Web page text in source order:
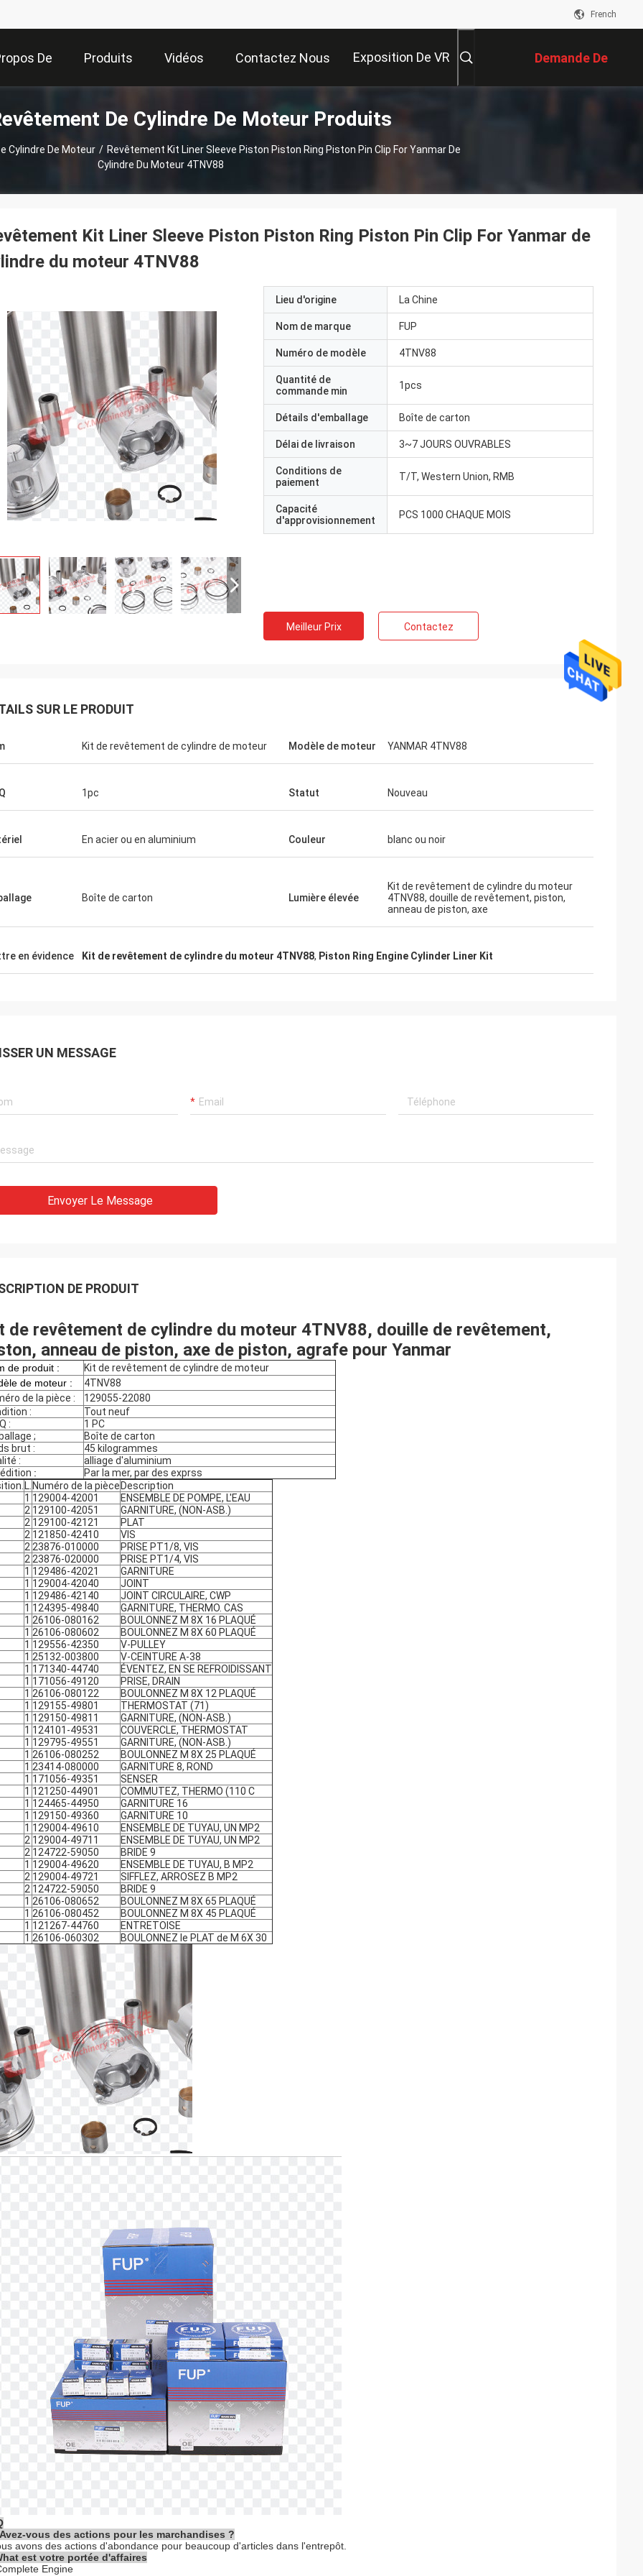
French
De
Nous
Produits Vidéos Contactez Nous Exposition De VR Demande De
Soumission
De Cylindre De Moteur Produits
Cylindre De Moteur / Revêtement Kit Liner Sleeve Piston Piston Ring Piston Pin Clip For Yanmar De
Cylindre Du Moteur 4TNV88
Kit Liner Sleeve Piston Piston Ring Piston Pin Clip For Yanmar de
du moteur 4TNV88
Lieu d'origine La Chine
Nom de marque FUP
Numéro de modèle 4TNV88
Quantité de
commande min
1pcs
Détails d'emballage Boîte de carton
Délai de livraison 3~7 JOURS OUVRABLES
Conditions de
paiement
T/T, Western Union, RMB
Capacité
d'approvisionnement
PCS 1000 CHAQUE MOIS
Meilleur Prix Contactez
SUR LE PRODUIT
Kit de revêtement de cylindre de moteur Modèle de moteur YANMAR 4TNV88
1pc Statut Nouveau
En acier ou en aluminium Couleur blanc ou noir
Boîte de carton Lumière élevée
Kit de revêtement de cylindre du moteur
4TNV88, douille de revêtement, piston,
anneau de piston, axe
en évidence Kit de revêtement de cylindre du moteur 4TNV88, Piston Ring Engine Cylinder Liner Kit
UN MESSAGE
Envoyer Le Message
DE PRODUIT
de revêtement de cylindre du moteur 4TNV88, douille de revêtement,
anneau de piston, axe de piston, agrafe pour Yanmar
de produit :
Kit de revêtement de cylindre de moteur
de moteur :
4TNV88
de la pièce :
129055-22080
:
Tout neuf
:
1 PC
;
Boîte de carton
brut :
45 kilogrammes
:
alliage d'aluminium
:
Par la mer, par des exprss
L. Numéro de la pièce Description
1 129004-42001
ENSEMBLE DE POMPE, L'EAU
2 129100-42051
GARNITURE, (NON-ASB.)
2 129100-42121
PLAT
2 121850-42410
VIS
2 23876-010000
PRISE PT1/8, VIS
2 23876-020000
PRISE PT1/4, VIS
1 129486-42021
GARNITURE
1 129004-42040
JOINT
1 129486-42140
JOINT CIRCULAIRE, CWP
1 124395-49840
GARNITURE, THERMO. CAS
1 26106-080162
BOULONNEZ M 8X 16 PLAQUÉ
1 26106-080602
BOULONNEZ M 8X 60 PLAQUÉ
1 129556-42350
V-PULLEY
1 25132-003800
V-CEINTURE A-38
1 171340-44740
ÉVENTEZ, EN SE REFROIDISSANT
1 171056-49120
PRISE, DRAIN
1 26106-080122
BOULONNEZ M 8X 12 PLAQUÉ
1 129155-49801
THERMOSTAT (71)
1 129150-49811
GARNITURE, (NON-ASB.)
1 124101-49531
COUVERCLE, THERMOSTAT
1 129795-49551
GARNITURE, (NON-ASB.)
1 26106-080252
BOULONNEZ M 8X 25 PLAQUÉ
1 23414-080000
GARNITURE 8, ROND
1 171056-49351
SENSER
1 121250-44901
COMMUTEZ, THERMO (110 C
1 124465-44950
GARNITURE 16
1 129150-49360
GARNITURE 10
1 129004-49610
ENSEMBLE DE TUYAU, UN MP2
2 129004-49711
ENSEMBLE DE TUYAU, UN MP2
2 124722-59050
BRIDE 9
1 129004-49620
ENSEMBLE DE TUYAU, B MP2
2 129004-49721
SIFFLEZ, ARROSEZ B MP2
2 124722-59050
BRIDE 9
1 26106-080652
BOULONNEZ M 8X 65 PLAQUÉ
1 26106-080452
BOULONNEZ M 8X 45 PLAQUÉ
1 121267-44760
ENTRETOISE
1 26106-060302 BOULONNEZ le PLAT de M 6X 30
vous des actions pour les marchandises ?
avons des actions d'abondance pour beaucoup d'articles dans l'entrepôt.
est votre portée d'affaires
Engine